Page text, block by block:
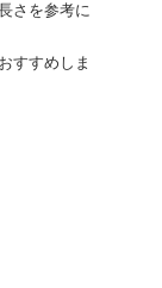
さを参考に
すすめしま